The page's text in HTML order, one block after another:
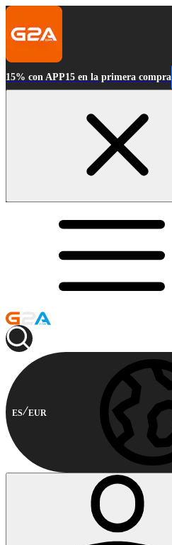
15% con APP15 en la primera compra
ES EUR